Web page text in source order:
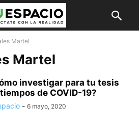
Martel
Martel
investigar para tu tesis
de COVID-19?
- 6 mayo, 2020